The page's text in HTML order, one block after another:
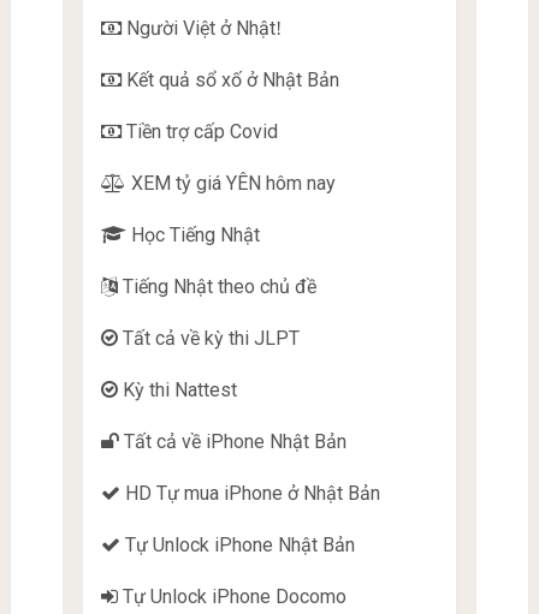
Người Việt ở Nhật!
Kết quả sổ xố ở Nhật Bản
Tiền trợ cấp Covid
XEM tỷ giá YÊN hôm nay
Học Tiếng Nhật
Tiếng Nhật theo chủ đề
Tất cả về kỳ thi JLPT
Kỳ thi Nattest
Tất cả về iPhone Nhật Bản
HD Tự mua iPhone ở Nhật Bản
Tự Unlock iPhone Nhật Bản
Tự Unlock iPhone Docomo